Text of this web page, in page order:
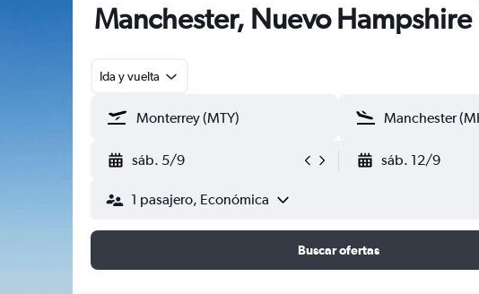
Manchester, Nuevo Hampshire
Ida y vuelta
sáb. 5/9 sáb. 12/9
1 pasajero, Económica
Buscar ofertas